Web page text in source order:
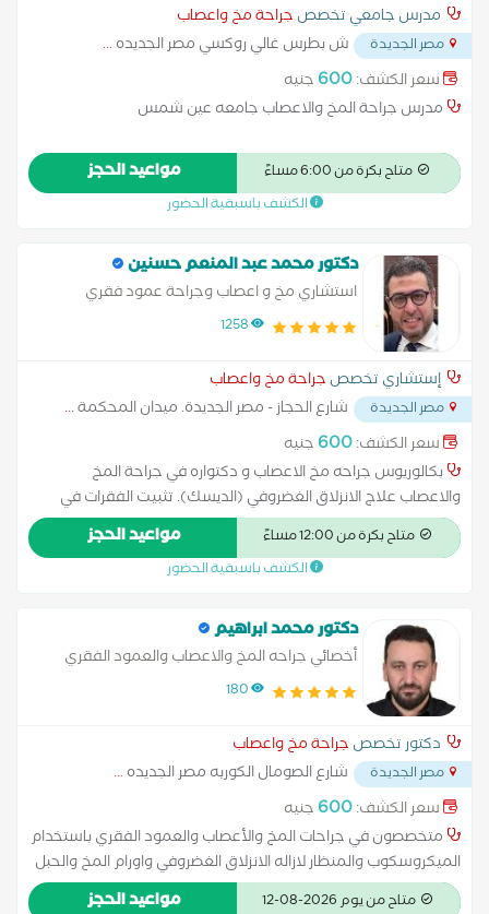
مدرس جامعي تخصص جراحة مخ واعصاب
مصر الجديدة ش بطرس غالي روكسي مصر الجديده...
سعر الكشف:600 جنيه
مدرس جراحة المخ والاعصاب جامعه عين شمس
متاح بكرة من 6:00 مساءً مواعيد الحجز
الكشف باسبقية الحضور
دكتور محمد عبد المنعم حسنين
استشاري مخ و اعصاب وجراحة عمود فقري
1258
إستشاري تخصص جراحة مخ واعصاب
مصر الجديدة شارع الحجاز - مصر الجديدة. ميدان المحكمة...
سعر الكشف:600 جنيه
بكالوريوس جراحه مخ الاعصاب و دكتواره في جراحة المخ
والاعصاب علاج الانزلاق الغضروفي (الديسك). تثبيت الفقرات في
حالات الكسور أو التشوهات. علاج ضيق القناة الشوكية. التعامل مع
آلام الظهر المزمنة الناتجة عن مشاكل عصبية
متاح بكرة من 12:00 مساءً مواعيد الحجز
الكشف باسبقية الحضور
دكتور محمد ابراهيم
أخصائي جراحه المخ والاعصاب والعمود الفقري
180
دكتور تخصص جراحة مخ واعصاب
مصر الجديدة شارع الصومال الكوربه مصر الجديده...
سعر الكشف:600 جنيه
متخصصون في جراحات المخ والأعصاب والعمود الفقري باستخدام
الميكروسكوب والمنظار لازاله الانزلاق الغضروفي واورام المخ والحبل
الشوكي وتثبيت الفقرات عن طريق الجلد وتصليح اعوجاج العمود
متاح من يوم 2026-08-12 مواعيد الحجز